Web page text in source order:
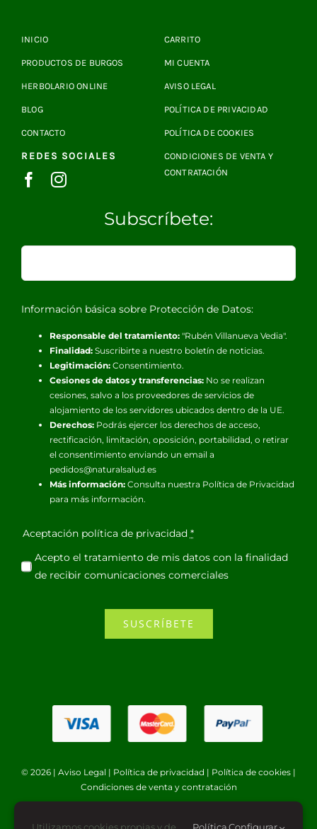
INICIO
PRODUCTOS DE BURGOS
HERBOLARIO ONLINE
BLOG
CONTACTO
REDES SOCIALES
CARRITO
MI CUENTA
AVISO LEGAL
POLÍTICA DE PRIVACIDAD
POLÍTICA DE COOKIES
CONDICIONES DE VENTA Y
CONTRATACIÓN
Subscríbete:
Información básica sobre Protección de Datos:
Responsable del tratamiento:"Rubén Villanueva Vedia".
Finalidad:Suscribirte a nuestro boletín de noticias.
Legitimación:Consentimiento.
Cesiones de datos y transferencias:No se realizan
cesiones, salvo a los proveedores de servicios de
alojamiento de los servidores ubicados dentro de la UE.
Derechos:Podrás ejercer los derechos de acceso,
rectificación, limitación, oposición, portabilidad, o retirar
el consentimiento enviando un email a
pedidos@naturalsalud.es
Más información:Consulta nuestra Política de Privacidad
para más información.
Aceptación política de privacidad *
Acepto el tratamiento de mis datos con la finalidad
de recibir comunicaciones comerciales
SUSCRÍBETE
© 2026 | Aviso Legal | Política de privacidad | Política de cookies |
Condiciones de venta y contratación